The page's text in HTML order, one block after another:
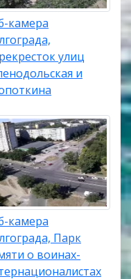
камера
улиц
и
камера
Парк
о воинах-